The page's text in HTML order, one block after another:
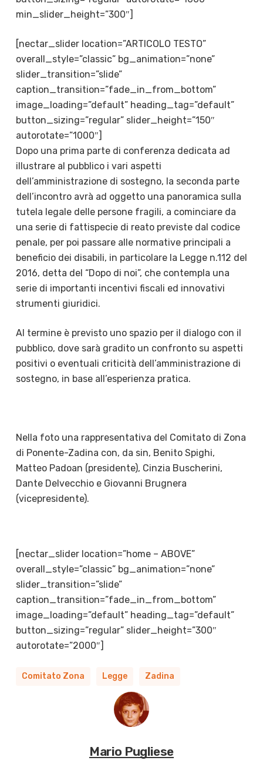
min_slider_height=”300″]
[nectar_slider location=”ARTICOLO TESTO”
overall_style=”classic” bg_animation=”none”
slider_transition=”slide”
caption_transition=”fade_in_from_bottom”
image_loading=”default” heading_tag=”default”
button_sizing=”regular” slider_height=”150″
autorotate=”1000″]
Dopo una prima parte di conferenza dedicata ad
illustrare al pubblico i vari aspetti
dell’amministrazione di sostegno, la seconda parte
dell’incontro avrà ad oggetto una panoramica sulla
tutela legale delle persone fragili, a cominciare da
una serie di fattispecie di reato previste dal codice
penale, per poi passare alle normative principali a
beneficio dei disabili, in particolare la Legge n.112 del
2016, detta del “Dopo di noi”, che contempla una
serie di importanti incentivi fiscali ed innovativi
strumenti giuridici.
Al termine è previsto uno spazio per il dialogo con il
pubblico, dove sarà gradito un confronto su aspetti
positivi o eventuali criticità dell’amministrazione di
sostegno, in base all’esperienza pratica.
Nella foto una rappresentativa del Comitato di Zona
di Ponente-Zadina con, da sin, Benito Spighi,
Matteo Padoan (presidente), Cinzia Buscherini,
Dante Delvecchio e Giovanni Brugnera
(vicepresidente).
[nectar_slider location=”home – ABOVE”
overall_style=”classic” bg_animation=”none”
slider_transition=”slide”
caption_transition=”fade_in_from_bottom”
image_loading=”default” heading_tag=”default”
button_sizing=”regular” slider_height=”300″
autorotate=”2000″]
Comitato Zona Legge Zadina
Mario Pugliese